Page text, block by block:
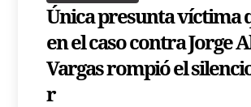
Única presunta víctima
en el caso contra Jorge
Vargas rompió el
r